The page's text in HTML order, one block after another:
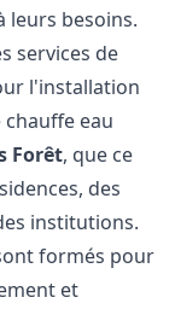
leurs besoins.
services de
l'installation
eau
Forêt, que ce
des
institutions.
formés pour
et